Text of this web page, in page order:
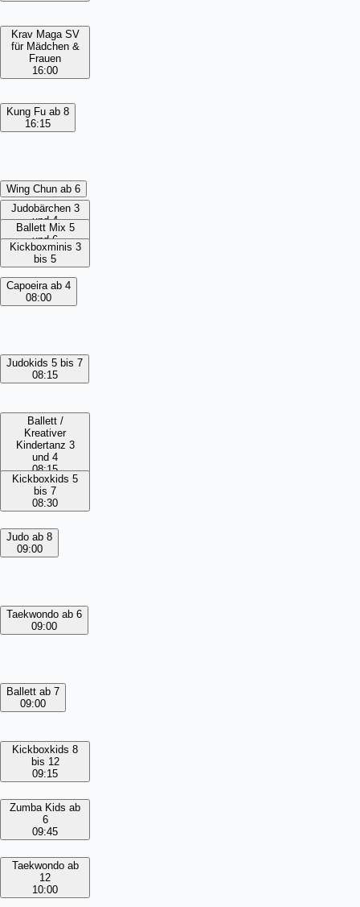
Krav Maga SV
für Mädchen &
Frauen
16:00
Kung Fu ab 8
16:15
Wing Chun ab 6
Judobärchen 3
und 4
Ballett Mix 5
und 6
Kickboxminis 3
bis 5
Capoeira ab 4
08:00
Judokids 5 bis 7
08:15
Ballett /
Kreativer
Kindertanz 3
und 4
08:15
Kickboxkids 5
bis 7
08:30
Judo ab 8
09:00
Taekwondo ab 6
09:00
Ballett ab 7
09:00
Kickboxkids 8
bis 12
09:15
Zumba Kids ab
6
09:45
Taekwondo ab
12
10:00